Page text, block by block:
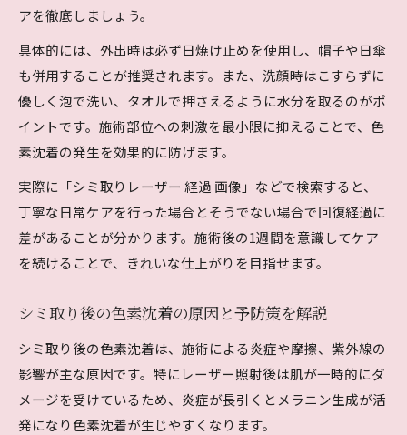
アを徹底しましょう。
具体的には、外出時は必ず日焼け止めを使用し、帽子や日傘
も併用することが推奨されます。また、洗顔時はこすらずに
優しく泡で洗い、タオルで押さえるように水分を取るのがポ
イントです。施術部位への刺激を最小限に抑えることで、色
素沈着の発生を効果的に防げます。
実際に「シミ取りレーザー 経過 画像」などで検索すると、
丁寧な日常ケアを行った場合とそうでない場合で回復経過に
差があることが分かります。施術後の1週間を意識してケア
を続けることで、きれいな仕上がりを目指せます。
シミ取り後の色素沈着の原因と予防策を解説
シミ取り後の色素沈着は、施術による炎症や摩擦、紫外線の
影響が主な原因です。特にレーザー照射後は肌が一時的にダ
メージを受けているため、炎症が長引くとメラニン生成が活
発になり色素沈着が生じやすくなります。